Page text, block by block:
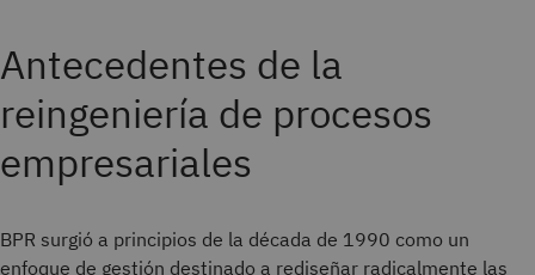
Antecedentes de la
reingeniería de procesos
empresariales
BPR surgió a principios de la década de 1990 como un
enfoque de gestión destinado a rediseñar radicalmente las